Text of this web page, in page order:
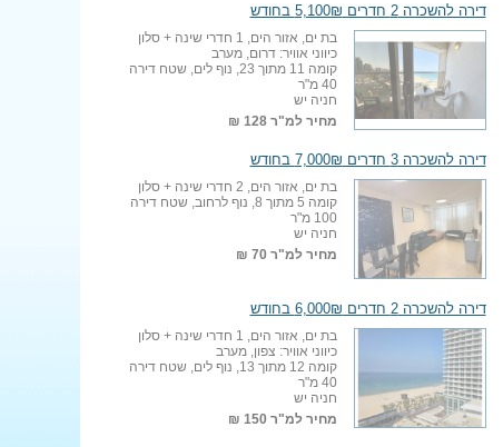
דירה להשכרה 2 חדרים 5,100₪ בחודש
בת ים, אזור הים, 1 חדרי שינה + סלון
כיווני אוויר: דרום, מערב
קומה 11 מתוך 23, נוף לים, שטח דירה
40 מ"ר
חניה יש
מחיר למ"ר128 ₪
דירה להשכרה 3 חדרים 7,000₪ בחודש
בת ים, אזור הים, 2 חדרי שינה + סלון
קומה 5 מתוך 8, נוף לרחוב, שטח דירה
100 מ"ר
חניה יש
מחיר למ"ר 70 ₪
דירה להשכרה 2 חדרים 6,000₪ בחודש
בת ים, אזור הים, 1 חדרי שינה + סלון
כיווני אוויר: צפון, מערב
קומה 12 מתוך 13, נוף לים, שטח דירה
40 מ"ר
חניה יש
מחיר למ"ר 150 ₪